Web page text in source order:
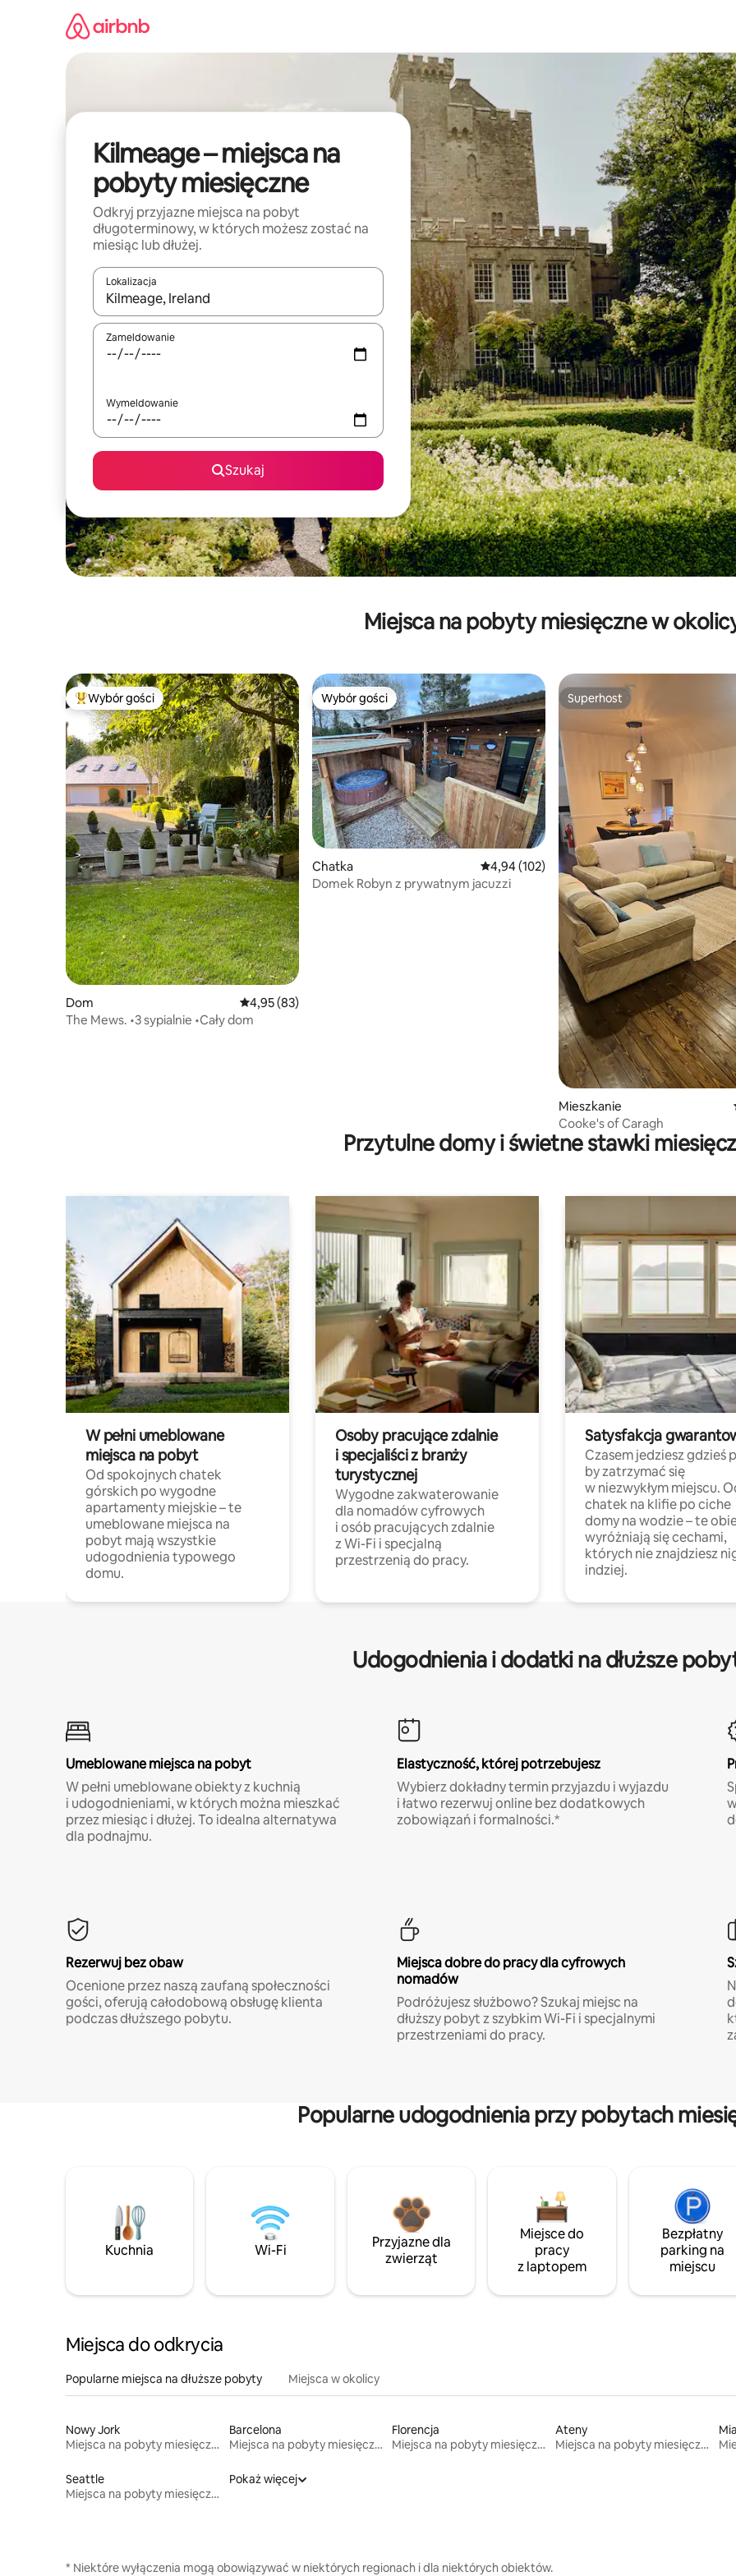
Kilmeage – miejsca na
pobyty miesięczne
Odkryj przyjazne miejsca na pobyt
długoterminowy, w których możesz zostać na
miesiąc lub dłużej.
Lokalizacja
Gdy wyniki będą dostępne, możesz poruszać się po nich za pomocą klawiszy strzałek w górę i w dół lub przeglądać je
Zameldowanie
Wymeldowanie
Szukaj
Miejsca na pobyty miesięczne w
Najpopularniejsze z kategorii Wybór gości
Wybór gości
Dom Średnia ocena: 4,95 na 5, liczba recenzji: 83
4,95 (83)
The Mews. •3 sypialnie •Cały dom
Wybór gości
Wybór gości
Chatka Średnia ocena: 4,94 na 5, liczba recenzji: 102
4,94 (102)
Domek Robyn z prywatnym jacuzzi
Superhost
Superhost
Mieszkanie
Cooke's of Caragh
Przytulne domy i świetne stawki
W pełni umeblowane
miejsca na pobyt
Od spokojnych chatek
górskich po wygodne
apartamenty miejskie – te
umeblowane miejsca na
pobyt mają wszystkie
udogodnienia typowego
domu.
Osoby pracujące zdalnie
i specjaliści z branży
turystycznej
Wygodne zakwaterowanie
dla nomadów cyfrowych
i osób pracujących zdalnie
z Wi-Fi i specjalną
przestrzenią do pracy.
Satysfakcja
Czasem jedziesz gdzieś
by zatrzymać się
w niezwykłym miejscu.
chatek na klifie po ciche
domy na wodzie – te
wyróżniają się cechami,
których nie znajdziesz
indziej.
Udogodnienia i dodatki na dłuższe
Umeblowane miejsca na pobyt
W pełni umeblowane obiekty z kuchnią
i udogodnieniami, w których można mieszkać
przez miesiąc i dłużej. To idealna alternatywa
dla podnajmu.
Elastyczność, której potrzebujesz
Wybierz dokładny termin przyjazdu i wyjazdu
i łatwo rezerwuj online bez dodatkowych
zobowiązań i formalności.*
Rezerwuj bez obaw
Ocenione przez naszą zaufaną społeczności
gości, oferują całodobową obsługę klienta
podczas dłuższego pobytu.
Miejsca dobre do pracy dla cyfrowych
nomadów
Podróżujesz służbowo? Szukaj miejsc na
dłuższy pobyt z szybkim Wi-Fi i specjalnymi
przestrzeniami do pracy.
Popularne udogodnienia przy pobytach
Kuchnia Wi-Fi
Przyjazne dla
zwierząt
Miejsce do
pracy
z laptopem
Bezpłatny
parking na
miejscu
Miejsca do odkrycia
Popularne miejsca na dłuższe pobyty Miejsca w okolicy
Nowy Jork
Miejsca na pobyty miesięczne
Barcelona
Miejsca na pobyty miesięczne
Florencja
Miejsca na pobyty miesięczne
Ateny
Miejsca na pobyty miesięczne
Seattle
Miejsca na pobyty miesięczne
Pokaż więcej
* Niektóre wyłączenia mogą obowiązywać w niektórych regionach i dla niektórych obiektów.